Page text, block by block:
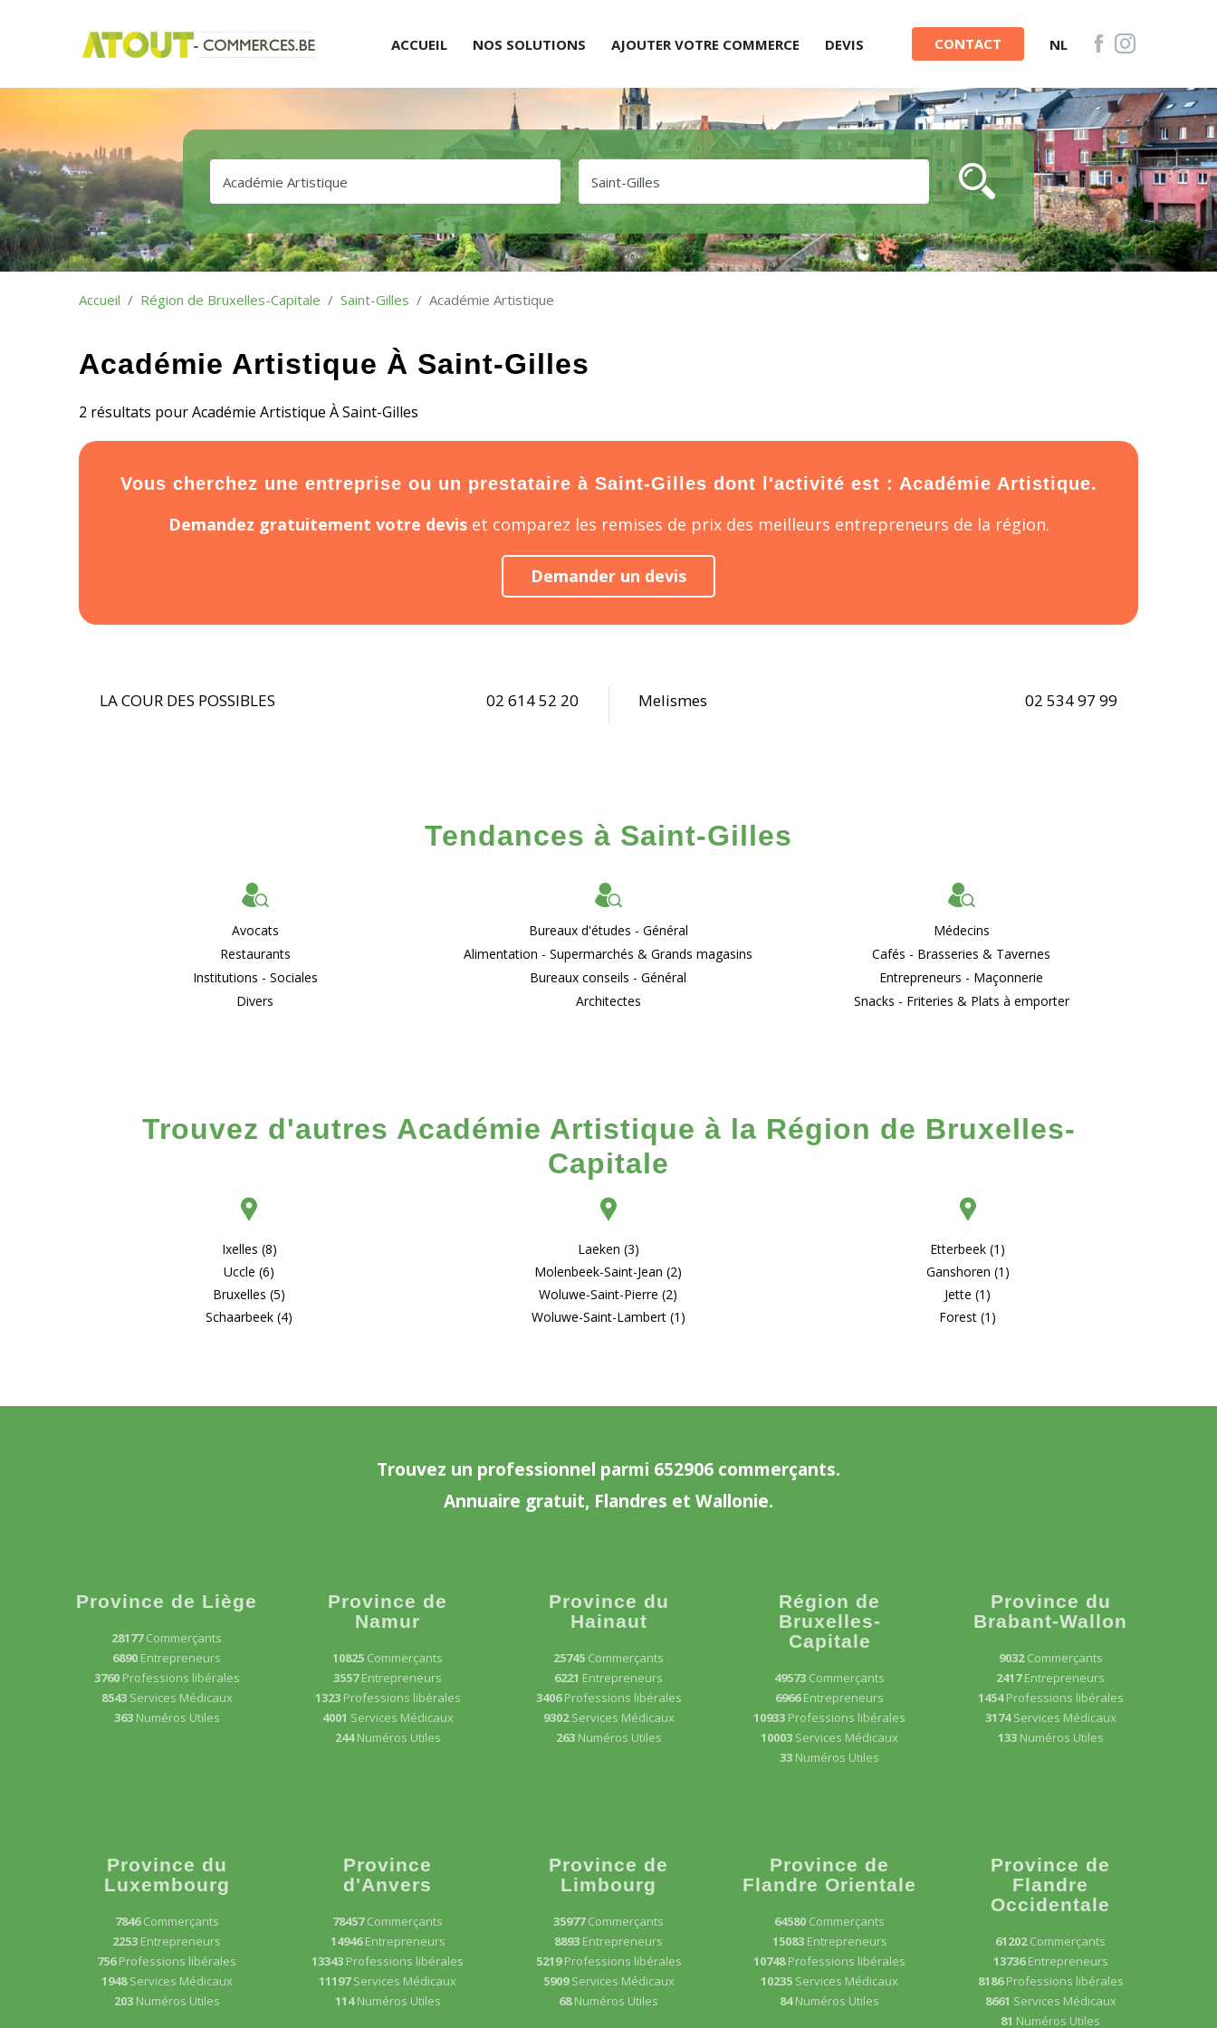
ACCUEIL NOS SOLUTIONS AJOUTER VOTRE COMMERCE DEVIS CONTACT NL
Accueil Région de Bruxelles-Capitale Saint-Gilles Académie Artistique
Académie Artistique À Saint-Gilles
2 résultats pour Académie Artistique À Saint-Gilles
Vous cherchez une entreprise ou un prestataire à Saint-Gilles dont l'activité est : Académie Artistique.
Demandez gratuitement votre deviset comparez les remises de prix des meilleurs entrepreneurs de la région.
Demander un devis
LA COUR DES POSSIBLES 02 614 52 20 Melismes 02 534 97 99
Tendances à Saint-Gilles
Avocats
Restaurants
Institutions - Sociales
Divers
Bureaux d'études - Général
Alimentation - Supermarchés & Grands magasins
Bureaux conseils - Général
Architectes
Médecins
Cafés - Brasseries & Tavernes
Entrepreneurs - Maçonnerie
Snacks - Friteries & Plats à emporter
Trouvez d'autres Académie Artistique à la Région de Bruxelles-
Capitale
Ixelles (8)
Uccle (6)
Bruxelles (5)
Schaarbeek (4)
Laeken (3)
Molenbeek-Saint-Jean (2)
Woluwe-Saint-Pierre (2)
Woluwe-Saint-Lambert (1)
Etterbeek (1)
Ganshoren (1)
Jette (1)
Forest (1)
Trouvez un professionnel parmi 652906 commerçants.
Annuaire gratuit, Flandres et Wallonie.
Province de Liège
28177Commerçants
6890 Entrepreneurs
3760 Professions libérales
8543 Services Médicaux
363 Numéros Utiles
Province de
Namur
10825 Commerçants
3557Entrepreneurs
1323 Professions libérales
4001 Services Médicaux
244Numéros Utiles
Province du
Hainaut
25745 Commerçants
6221 Entrepreneurs
3406Professions libérales
9302Services Médicaux
263 Numéros Utiles
Région de
Bruxelles-
Capitale
49573 Commerçants
6966Entrepreneurs
10933 Professions libérales
10003 Services Médicaux
33 Numéros Utiles
Province du
Brabant-Wallon
9032Commerçants
2417Entrepreneurs
1454Professions libérales
3174Services Médicaux
133 Numéros Utiles
Province du
Luxembourg
7846Commerçants
2253 Entrepreneurs
756Professions libérales
1948Services Médicaux
203 Numéros Utiles
Province
d'Anvers
78457Commerçants
14946Entrepreneurs
13343 Professions libérales
11197Services Médicaux
114Numéros Utiles
Province de
Limbourg
35977Commerçants
8893 Entrepreneurs
5219Professions libérales
5909Services Médicaux
68Numéros Utiles
Province de
Flandre Orientale
64580 Commerçants
15083 Entrepreneurs
10748Professions libérales
10235 Services Médicaux
84Numéros Utiles
Province de
Flandre
Occidentale
61202Commerçants
13736Entrepreneurs
8186Professions libérales
8661 Services Médicaux
81 Numéros Utiles